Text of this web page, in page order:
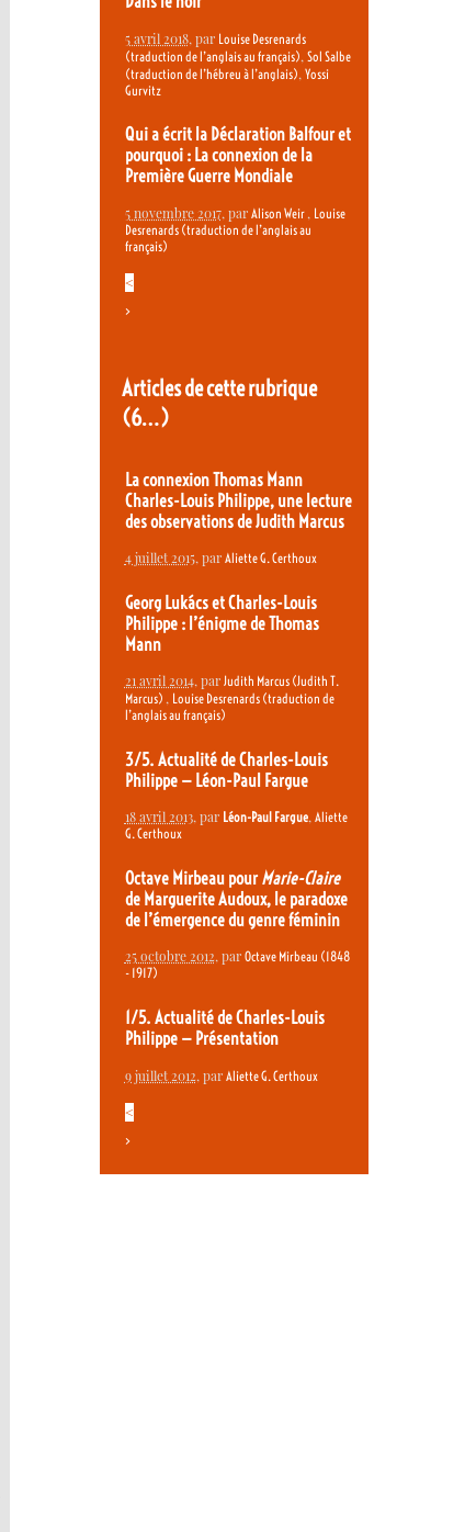
5 avril 2018, par Louise Desrenards
(traduction de l’anglais au français), Sol Salbe
(traduction de l’hébreu à l’anglais), Yossi
Gurvitz
Qui a écrit la Déclaration Balfour et
pourquoi : La connexion de la
Première Guerre Mondiale
5 novembre 2017, par Alison Weir , Louise
Desrenards (traduction de l’anglais au
français)
<
>
Articles de cette rubrique
(6…)
La connexion Thomas Mann
Charles-Louis Philippe, une lecture
des observations de Judith Marcus
4 juillet 2015, par Aliette G. Certhoux
Georg Lukács et Charles-Louis
Philippe : l’énigme de Thomas
Mann
21 avril 2014, par Judith Marcus (Judith T.
Marcus) , Louise Desrenards (traduction de
l’anglais au français)
3/5. Actualité de Charles-Louis
Philippe — Léon-Paul Fargue
18 avril 2013, par Léon-Paul Fargue, Aliette
G. Certhoux
Octave Mirbeau pourMarie-Claire
de Marguerite Audoux, le paradoxe
de l’émergence du genre féminin
25 octobre 2012, par Octave Mirbeau (1848
- 1917)
1/5. Actualité de Charles-Louis
Philippe — Présentation
9 juillet 2012, par Aliette G. Certhoux
<
>